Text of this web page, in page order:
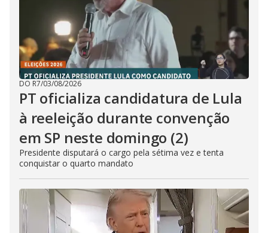
DO R7/03/08/2026
PT oficializa candidatura de Lula
à reeleição durante convenção
em SP neste domingo (2)
Presidente disputará o cargo pela sétima vez e tenta
conquistar o quarto mandato